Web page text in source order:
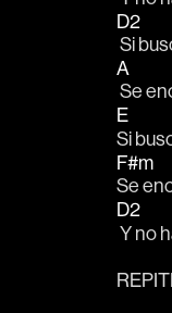
D2
Si
A
Se
E
Si
F#m
Se
D2
Y no